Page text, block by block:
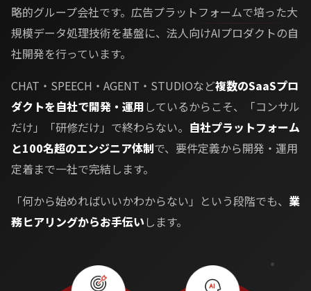
略的グループ会社です。広告プラットフォームで培った大
規模データ処理技術を基盤に、法人向けAIプロダクトの自
社開発を行っています。
CHAT・SPEECH・AGENT・STUDIOなど複数のSaaSプロ
ダクトを自社で開発・運用 しているからこそ、「コンサル
だけ」「研修だけ」で終わらない。 自社プラットフォーム
と100名超のエンジニア体制で、要件定義から開発・運用
定着まで一社で完結します。
「何から始めればいいかわからない」という段階でも、 業
務ヒアリングからお手伝いします。